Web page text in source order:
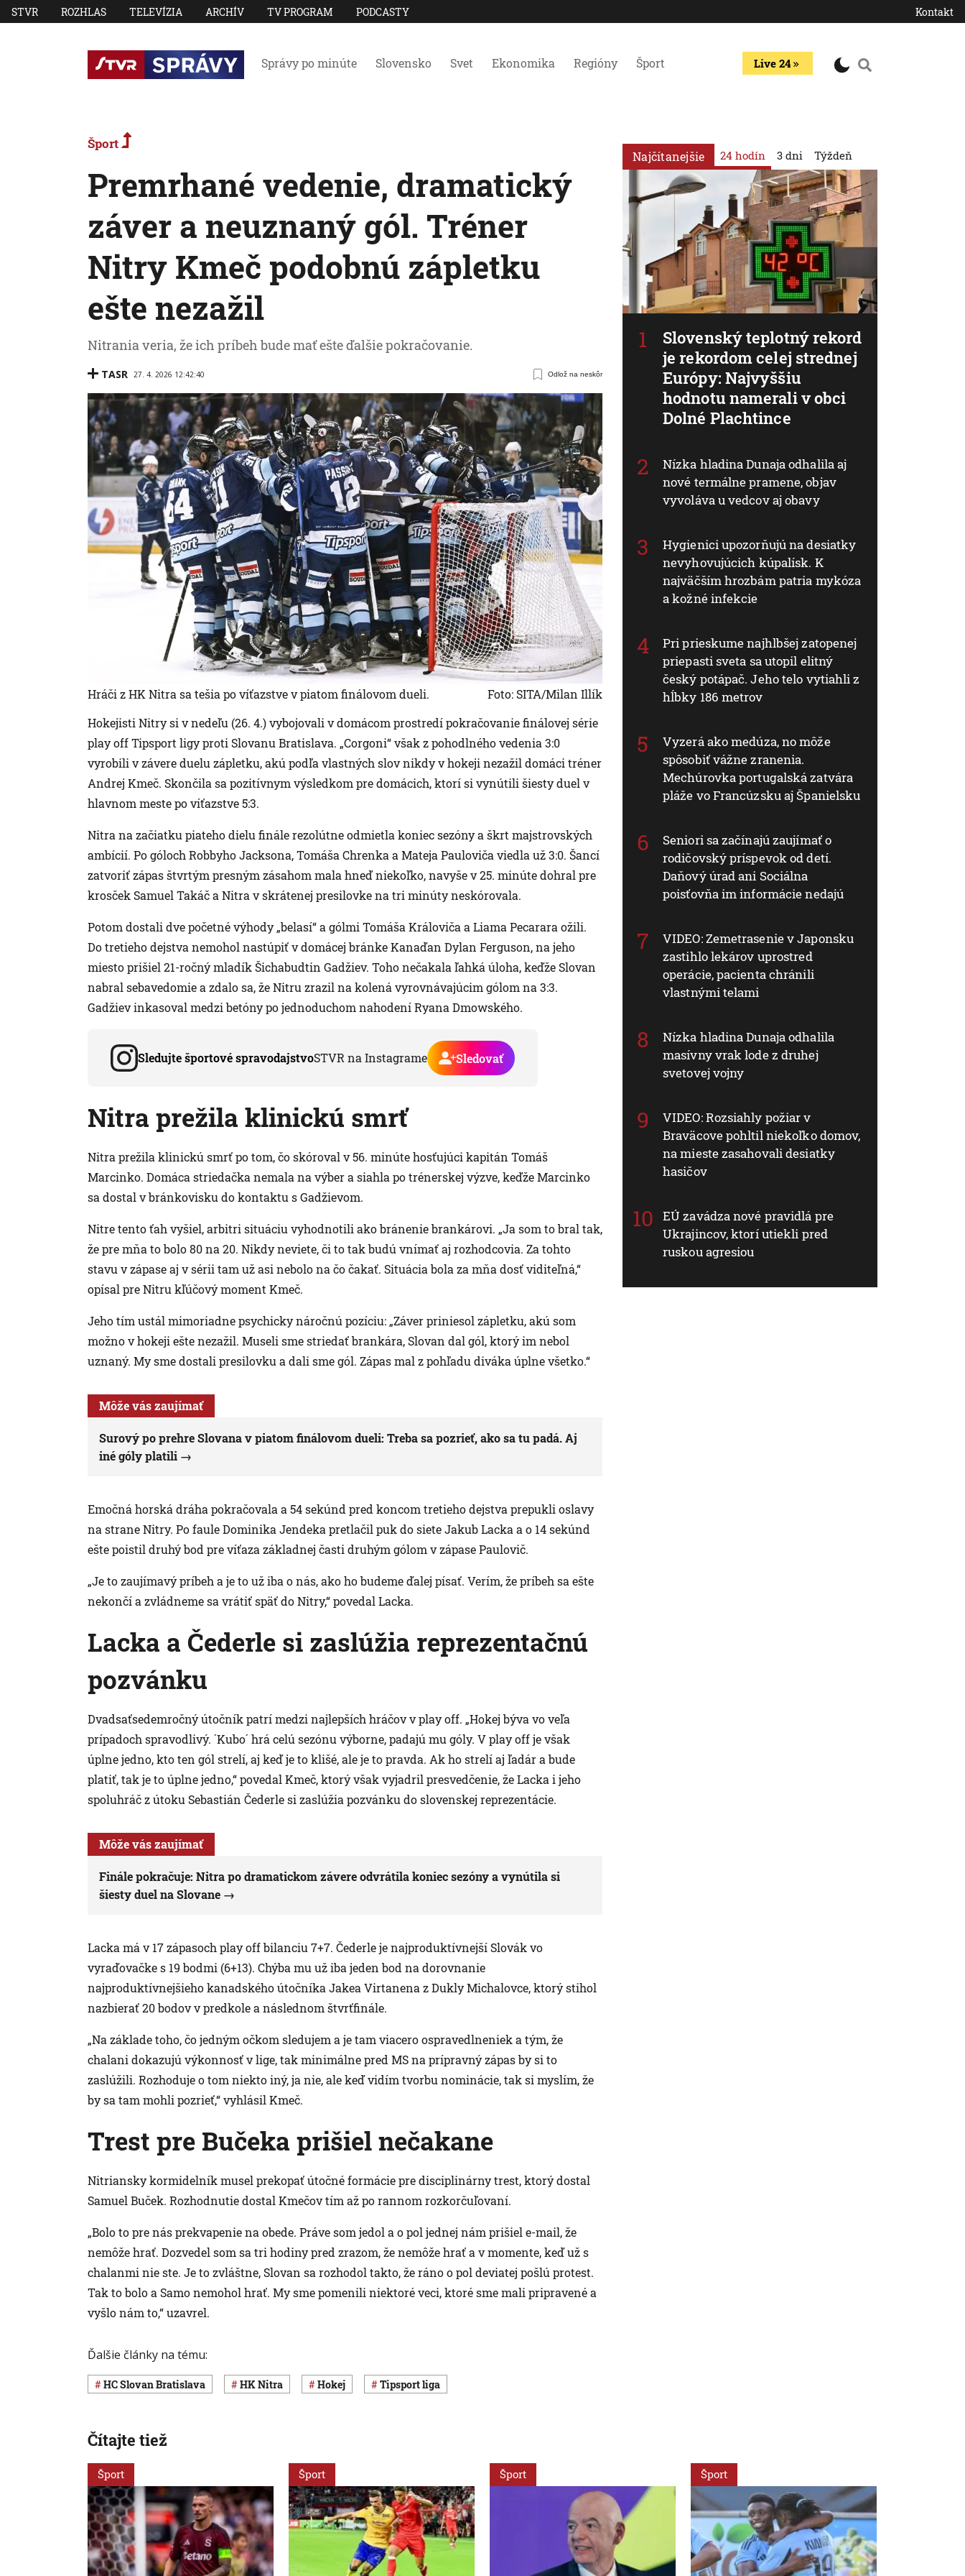
STVR ROZHLAS TELEVÍZIA ARCHÍV TV PROGRAM PODCASTY Kontakt
Správy po minúte Slovensko Svet Ekonomika Regióny Šport Live 24
Šport
Premrhané vedenie, dramatický
záver a neuznaný gól. Tréner
Nitry Kmeč podobnú zápletku
ešte nezažil
Nitrania veria, že ich príbeh bude mať ešte ďalšie pokračovanie.
TASR 27. 4. 2026 12:42:40 Odlož na neskôr
Hráči z HK Nitra sa tešia po víťazstve v piatom finálovom dueli.
Foto: SITA/Milan Illík
Hokejisti Nitry si v nedeľu (26. 4.) vybojovali v domácom prostredí pokračovanie finálovej série
play off Tipsport ligy proti Slovanu Bratislava. „Corgoni“ však z pohodlného vedenia 3:0
vyrobili v závere duelu zápletku, akú podľa vlastných slov nikdy v hokeji nezažil domáci tréner
Andrej Kmeč. Skončila sa pozitívnym výsledkom pre domácich, ktorí si vynútili šiesty duel v
hlavnom meste po víťazstve 5:3.
Nitra na začiatku piateho dielu finále rezolútne odmietla koniec sezóny a škrt majstrovských
ambícií. Po góloch Robbyho Jacksona, Tomáša Chrenka a Mateja Pauloviča viedla už 3:0. Šancí
zatvoriť zápas štvrtým presným zásahom mala hneď niekoľko, navyše v 25. minúte dohral pre
krosček Samuel Takáč a Nitra v skrátenej presilovke na tri minúty neskórovala.
Potom dostali dve početné výhody „belasí“ a gólmi Tomáša Královiča a Liama Pecarara ožili.
Do tretieho dejstva nemohol nastúpiť v domácej bránke Kanaďan Dylan Ferguson, na jeho
miesto prišiel 21-ročný mladík Šichabudtin Gadžiev. Toho nečakala ľahká úloha, keďže Slovan
nabral sebavedomie a zdalo sa, že Nitru zrazil na kolená vyrovnávajúcim gólom na 3:3.
Gadžiev inkasoval medzi betóny po jednoduchom nahodení Ryana Dmowského.
Sledujte športové spravodajstvoSTVR na Instagrame Sledovať
Nitra prežila klinickú smrť
Nitra prežila klinickú smrť po tom, čo skóroval v 56. minúte hosťujúci kapitán Tomáš
Marcinko. Domáca striedačka nemala na výber a siahla po trénerskej výzve, keďže Marcinko
sa dostal v bránkovisku do kontaktu s Gadžievom.
Nitre tento ťah vyšiel, arbitri situáciu vyhodnotili ako bránenie brankárovi. „Ja som to bral tak,
že pre mňa to bolo 80 na 20. Nikdy neviete, či to tak budú vnímať aj rozhodcovia. Za tohto
stavu v zápase aj v sérii tam už asi nebolo na čo čakať. Situácia bola za mňa dosť viditeľná,“
opísal pre Nitru kľúčový moment Kmeč.
Jeho tím ustál mimoriadne psychicky náročnú pozíciu: „Záver priniesol zápletku, akú som
možno v hokeji ešte nezažil. Museli sme striedať brankára, Slovan dal gól, ktorý im nebol
uznaný. My sme dostali presilovku a dali sme gól. Zápas mal z pohľadu diváka úplne všetko.“
Môže vás zaujímať
Surový po prehre Slovana v piatom finálovom dueli: Treba sa pozrieť, ako sa tu padá. Aj
iné góly platili
Emočná horská dráha pokračovala a 54 sekúnd pred koncom tretieho dejstva prepukli oslavy
na strane Nitry. Po faule Dominika Jendeka pretlačil puk do siete Jakub Lacka a o 14 sekúnd
ešte poistil druhý bod pre víťaza základnej časti druhým gólom v zápase Paulovič.
„Je to zaujímavý príbeh a je to už iba o nás, ako ho budeme ďalej písať. Verím, že príbeh sa ešte
nekončí a zvládneme sa vrátiť späť do Nitry,“ povedal Lacka.
Lacka a Čederle si zaslúžia reprezentačnú
pozvánku
Dvadsaťsedemročný útočník patrí medzi najlepších hráčov v play off. „Hokej býva vo veľa
prípadoch spravodlivý. ´Kubo´ hrá celú sezónu výborne, padajú mu góly. V play off je však
úplne jedno, kto ten gól strelí, aj keď je to klišé, ale je to pravda. Ak ho strelí aj ľadár a bude
platiť, tak je to úplne jedno,“ povedal Kmeč, ktorý však vyjadril presvedčenie, že Lacka i jeho
spoluhráč z útoku Sebastián Čederle si zaslúžia pozvánku do slovenskej reprezentácie.
Môže vás zaujímať
Finále pokračuje: Nitra po dramatickom závere odvrátila koniec sezóny a vynútila si
šiesty duel na Slovane
Lacka má v 17 zápasoch play off bilanciu 7+7. Čederle je najproduktívnejší Slovák vo
vyraďovačke s 19 bodmi (6+13). Chýba mu už iba jeden bod na dorovnanie
najproduktívnejšieho kanadského útočníka Jakea Virtanena z Dukly Michalovce, ktorý stihol
nazbierať 20 bodov v predkole a následnom štvrťfinále.
„Na základe toho, čo jedným očkom sledujem a je tam viacero ospravedlneniek a tým, že
chalani dokazujú výkonnosť v lige, tak minimálne pred MS na prípravný zápas by si to
zaslúžili. Rozhoduje o tom niekto iný, ja nie, ale keď vidím tvorbu nominácie, tak si myslím, že
by sa tam mohli pozrieť,“ vyhlásil Kmeč.
Trest pre Bučeka prišiel nečakane
Nitriansky kormidelník musel prekopať útočné formácie pre disciplinárny trest, ktorý dostal
Samuel Buček. Rozhodnutie dostal Kmečov tím až po rannom rozkorčuľovaní.
„Bolo to pre nás prekvapenie na obede. Práve som jedol a o pol jednej nám prišiel e-mail, že
nemôže hrať. Dozvedel som sa tri hodiny pred zrazom, že nemôže hrať a v momente, keď už s
chalanmi nie ste. Je to zvláštne, Slovan sa rozhodol takto, že ráno o pol deviatej pošlú protest.
Tak to bolo a Samo nemohol hrať. My sme pomenili niektoré veci, ktoré sme mali pripravené a
vyšlo nám to,“ uzavrel.
Ďalšie články na tému:
HC Slovan Bratislava HK Nitra Hokej Tipsport liga
Najčítanejšie 24 hodín
Slovenský teplotný rekord
je rekordom celej strednej
Európy: Najvyššiu
hodnotu namerali v obci
Dolné Plachtince
Nízka hladina Dunaja odhalila aj
nové termálne pramene, objav
vyvoláva u vedcov aj obavy
Hygienici upozorňujú na desiatky
nevyhovujúcich kúpalísk. K
najväčším hrozbám patria mykóza
a kožné infekcie
Pri prieskume najhlbšej zatopenej
priepasti sveta sa utopil elitný
český potápač. Jeho telo vytiahli z
hĺbky 186 metrov
Vyzerá ako medúza, no môže
spôsobiť vážne zranenia.
Mechúrovka portugalská zatvára
pláže vo Francúzsku aj Španielsku
Seniori sa začínajú zaujímať o
rodičovský príspevok od detí.
Daňový úrad ani Sociálna
poisťovňa im informácie nedajú
VIDEO: Zemetrasenie v Japonsku
zastihlo lekárov uprostred
operácie, pacienta chránili
vlastnými telami
Nízka hladina Dunaja odhalila
masívny vrak lode z druhej
svetovej vojny
VIDEO: Rozsiahly požiar v
Braväcove pohltil niekoľko domov,
na mieste zasahovali desiatky
hasičov
EÚ zavádza nové pravidlá pre
Ukrajincov, ktorí utiekli pred
ruskou agresiou
3 dni Týždeň
Čítajte tiež
Šport Šport Šport Šport